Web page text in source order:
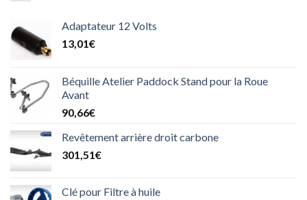
Adaptateur 12 Volts
13,01€
Béquille Atelier Paddock Stand pour la Roue
Avant
90,66€
Revêtement arrière droit carbone
301,51€
Clé pour Filtre à huile